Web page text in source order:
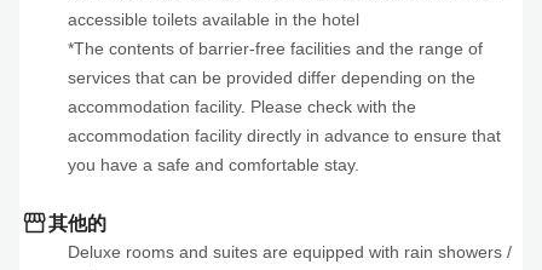
accessible toilets available in the hotel
*The contents of barrier-free facilities and the range of
services that can be provided differ depending on the
accommodation facility. Please check with the
accommodation facility directly in advance to ensure that
you have a safe and comfortable stay.
其他的
Deluxe rooms and suites are equipped with rain showers